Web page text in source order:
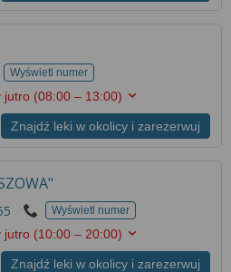
Wyświetl numer
jutro (08:00 – 13:00)
Znajdź leki w okolicy i zarezerwuj
Wyświetl numer
jutro (10:00 – 20:00)
Znajdź leki w okolicy i zarezerwuj
wykorzystywania
Serwisu